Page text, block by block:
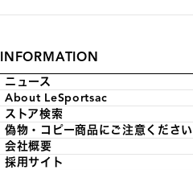
INFORMATION
ニュース
About LeSportsac
ストア検索
偽物・コピー商品にご注意ください
会社概要
採用サイト